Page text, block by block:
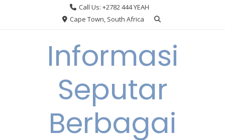
Call Us: +2782 444 YEAH
Cape Town, South Africa
Informasi
Seputar
Berbagai